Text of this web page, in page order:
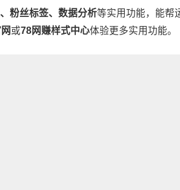
粉丝标签、数据分析等实用功能，能帮
或78网赚样式中心体验更多实用功能。